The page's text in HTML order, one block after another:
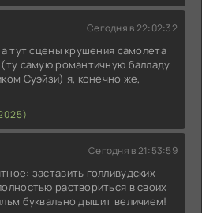
Сегодня в 22:02:32
тут сцены крушения самолета
самую романтичную балладу
Суэйзи) я, конечно же,
Сегодня в 21:53:59
заставить голливудских
раствориться в своих
буквально дышит величием!